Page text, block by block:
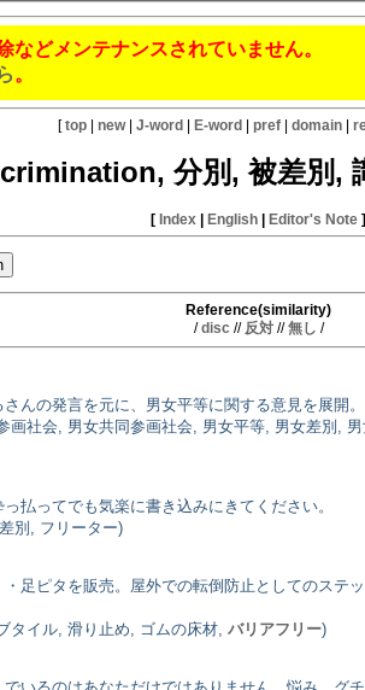
どメンテナンスされていません。
。
[top | new| J-word | E-word | pref | domain |
分別, 被差別,
[ Index | English | Editor's Note ]
Reference(similarity)
/disc// 反対//無し /
んの発言を元に、男女平等に関する意見を展開。
画社会, 男女共同参画社会, 男女平等, 男女差別,
払ってでも気楽に書き込みにきてください。
別, フリーター)
足ピタを販売。屋外での転倒防止としてのス
タイル, 滑り止め, ゴムの床材, バリアフリー)